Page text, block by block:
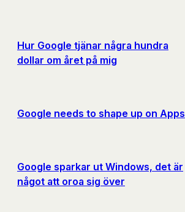
Hur Google tjänar några hundra
dollar om året på mig
Google needs to shape up on Apps
Google sparkar ut Windows, det är
något att oroa sig över